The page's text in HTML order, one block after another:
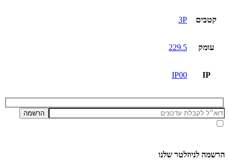
קטבים 3P
עומק 229.5
IP
IP00
הרשמה לניוזלטר שלנו